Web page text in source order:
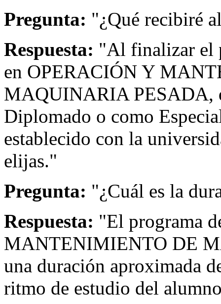
Pregunta: "¿Qué recibiré
Respuesta: "Al finalizar el
en OPERACIÓN Y
MAQUINARIA PESADA,
Diplomado o como
establecido con la
elijas."
Pregunta: "¿Cuál es la
Respuesta: "El programa
MANTENIMIENTO DE
una duración aproximada
ritmo de estudio del